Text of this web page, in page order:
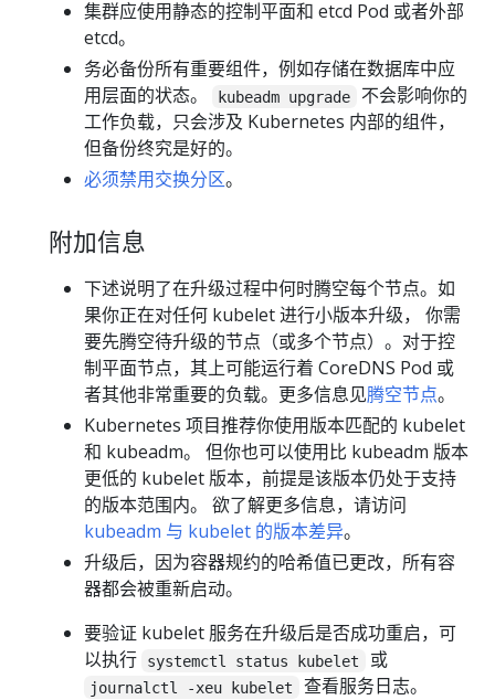
集群应使用静态的控制平面和 etcd Pod 或者外部
etcd。
务必备份所有重要组件，例如存储在数据库中应
用层面的状态。
kubeadm upgrade
不会影响你的
工作负载，只会涉及 Kubernetes 内部的组件，
但备份终究是好的。
必须禁用交换分区。
附加信息
下述说明了在升级过程中何时腾空每个节点。如
果你正在对任何 kubelet 进行小版本升级， 你需
要先腾空待升级的节点（或多个节点）。对于控
制平面节点，其上可能运行着 CoreDNS Pod 或
者其他非常重要的负载。更多信息见腾空节点。
Kubernetes 项目推荐你使用版本匹配的 kubelet
和 kubeadm。 但你也可以使用比 kubeadm 版本
更低的 kubelet 版本，前提是该版本仍处于支持
的版本范围内。 欲了解更多信息，请访问
kubeadm 与 kubelet 的版本差异。
升级后，因为容器规约的哈希值已更改，所有容
器都会被重新启动。
要验证 kubelet 服务在升级后是否成功重启，可
以执行
systemctl status kubelet 或
journalctl -xeu kubelet 查看服务日志。